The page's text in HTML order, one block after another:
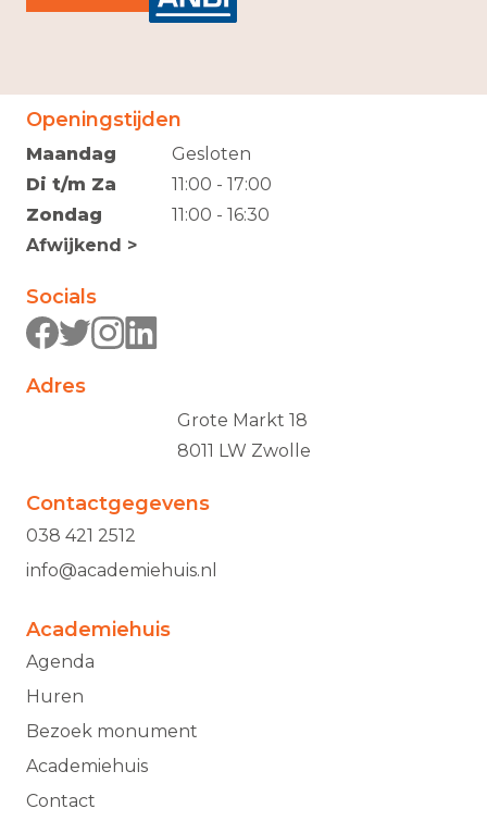
Openingstijden
Maandag
Di t/m Za
Zondag
Afwijkend >
Gesloten
11:00 - 17:00
11:00 - 16:30
Socials
Adres
Grote Markt 18
8011 LW Zwolle
Contactgegevens
038 421 2512
info@academiehuis.nl
Academiehuis
Agenda
Huren
Bezoek monument
Academiehuis
Contact